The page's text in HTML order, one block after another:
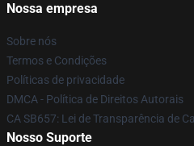
Nossa empresa
Sobre nós
Termos e Condições
Políticas de privacidade
DMCA - Política de Direitos Autorais
CA SB657: Lei de Transparência de
Nosso Suporte